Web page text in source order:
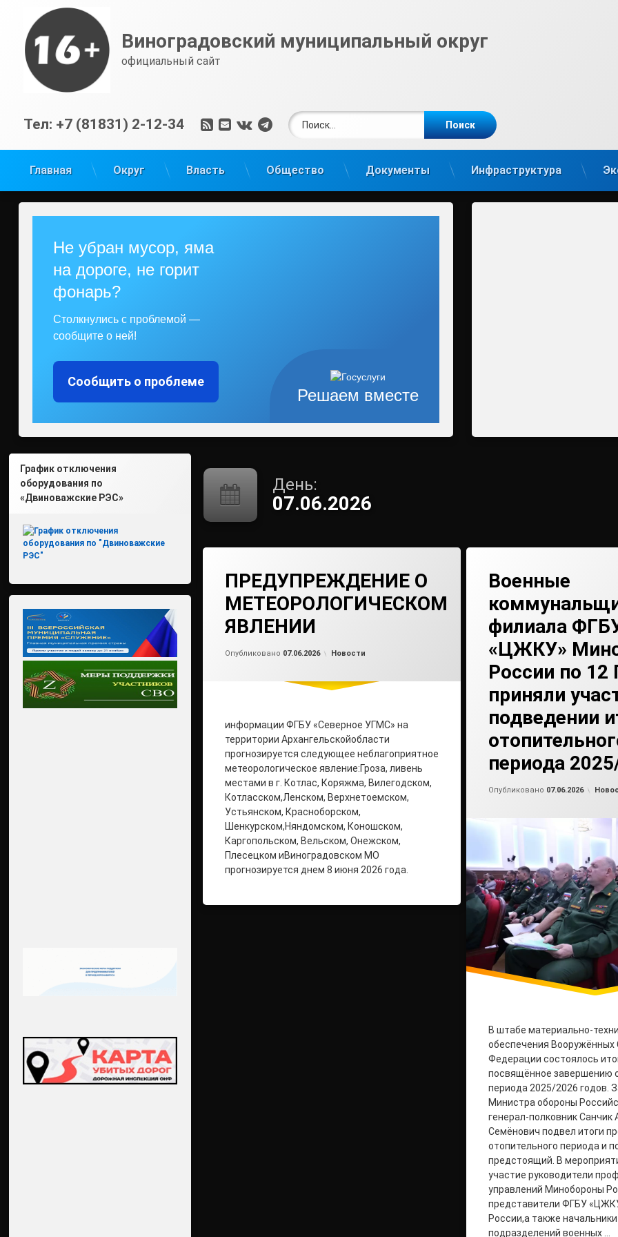
содержимому
Виноградовский муниципальный округ
официальный сайт
Тел: +7 (81831) 2-12-34 RSSE-mailВКонтакте
Telegram
Найти:
Главная Округ Власть Общество Документы Инфраструктура
Решаем вместе
Не убран мусор, яма
на дороге, не горит
фонарь?
Столкнулись с проблемой —
сообщите о ней!
Сообщить о проблеме
День:
07.06.2026
ПРЕДУПРЕЖДЕНИЕ О
МЕТЕОРОЛОГИЧЕСКОМ
ЯВЛЕНИИ
Опубликовано 07.06.2026 Рубрики:
Новости
информации ФГБУ «Северное УГМС» на
территории Архангельскойобласти
прогнозируется следующее неблагоприятное
метеорологическое явление:Гроза, ливень
местами в г. Котлас, Коряжма, Вилегодском,
Котласском,Ленском, Верхнетоемском,
Устьянском, Красноборском,
Шенкурском,Няндомском, Коношском,
Каргопольском, Вельском, Онежском,
Плесецком иВиноградовском МО
прогнозируется днем 8 июня 2026 года.
Военные
филиала
«ЦЖКУ»
России по
приняли
подведении
периода
Опубликовано 07.06.2026
В штабе материально-
обеспечения Вооружённых
Федерации состоялось
посвящённое завершению
периода 2025/2026 годов.
Министра обороны
генерал-полковник Санчик
Семёнович подвел итоги
отопительного периода и
предстоящий. В
участие руководители
управлений Минобороны
представители ФГБУ
России,а также
подразделений военных …
График отключения
оборудования по
«Двиноважские РЭС»